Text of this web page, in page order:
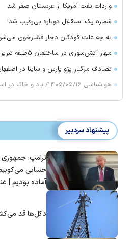
واردات نفت آمریکا از عربستان صفر شد
شماره یک استقلال دوباره بی‌رقیب شد!
به چه علت کودکان دچار فشارخون
مهار آتش‌سوزی در ساختمان ۵‌طبقه تبریز
تصادف مرگبار پژو پارس و ساینا در اصفهان؛ ۷ کشته و
هواشناسی ۱۴۰۵/۰۵/۱۶/ باد و خاک در استان‌ها تا ۵ روز آینده
پیشنهاد سردبیر
ترامپ:
حسابی
آماده بودیم |
دکل‌ها قد